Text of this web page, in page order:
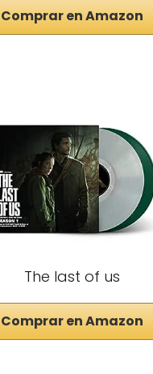
Comprar en Amazon
The last of us
Comprar en Amazon